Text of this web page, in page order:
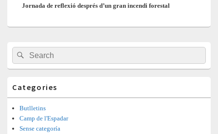
post:
Jornada de reflexió després d’un gran incendi forestal
Barra
lateral
principal
Search
for:
Search
Categories
Butlletins
Camp de l'Espadar
Sense categoría